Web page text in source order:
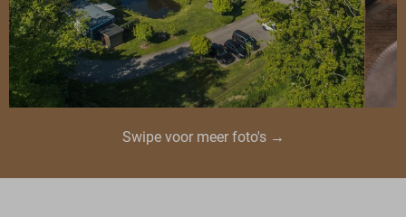
Swipe voor meer foto's →